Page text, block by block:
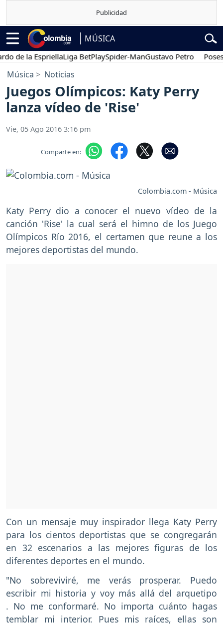
MÚSICA
de la EspriellaLiga BetPlaySpider-ManGustavo Petro
Música Noticias
Juegos Olímpicos: Katy Perry
lanza vídeo de 'Rise'
Vie, 05 Ago 2016 3:16 pm
Comparte en:
Colombia.com - Música
Katy Perry dio a conocer el nuevo vídeo de la
canción 'Rise' la cual será el himno de los Juego
Olímpicos Río 2016, el certamen que reune a los
mejores deportistas del mundo.
Con un mensaje muy inspirador llega Katy Perry
para los cientos deportistas que se congregarán
en 32 escenarios a las mejores figuras de los
diferentes deportes en el mundo.
"No sobreviviré, me verás prosperar. Puedo
escribir mi historia y voy más allá del arquetipo
. No me conformaré. No importa cuánto hagas
temblar mi interior. Pues mis raíces, ellas son